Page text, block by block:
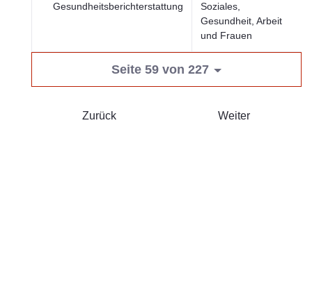
Gesundheitsberichterstattung
Soziales,
Gesundheit, Arbeit
und Frauen
Seite 59 von 227
Zurück Weiter